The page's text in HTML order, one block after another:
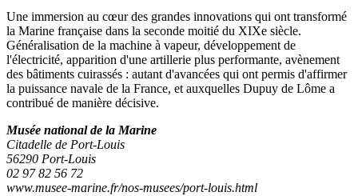
Une immersion au cœur des grandes innovations qui ont transformé
la Marine française dans la seconde moitié du XIXe siècle.
Généralisation de la machine à vapeur, développement de
l'électricité, apparition d'une artillerie plus performante, avènement
des bâtiments cuirassés : autant d'avancées qui ont permis d'affirmer
la puissance navale de la France, et auxquelles Dupuy de Lôme a
contribué de manière décisive.
Musée national de la Marine
Citadelle de Port-Louis
56290 Port-Louis
02 97 82 56 72
www.musee-marine.fr/nos-musees/port-louis.html